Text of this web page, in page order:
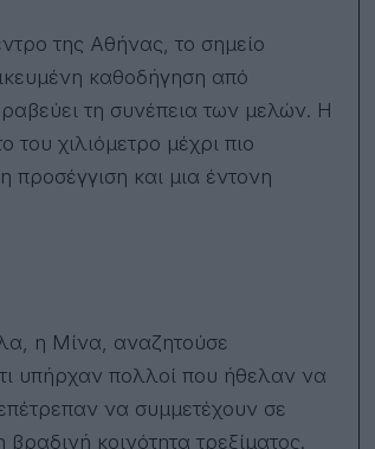
της Αθήνας, το σημείο
καθοδήγηση από
τη συνέπεια των μελών. Η
χιλιόμετρο μέχρι πιο
προσέγγιση και μια έντονη
η Μίνα, αναζητούσε
υπήρχαν πολλοί που ήθελαν να
να συμμετέχουν σε
κοινότητα τρεξίματος.